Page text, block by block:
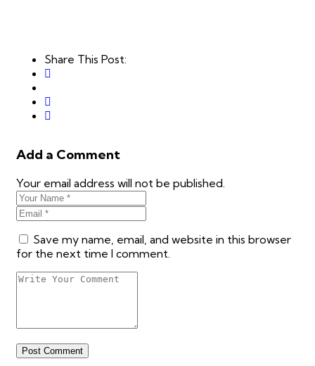
Share This Post:
Add a Comment
Your email address will not be published.
Save my name, email, and website in this browser
for the next time I comment.